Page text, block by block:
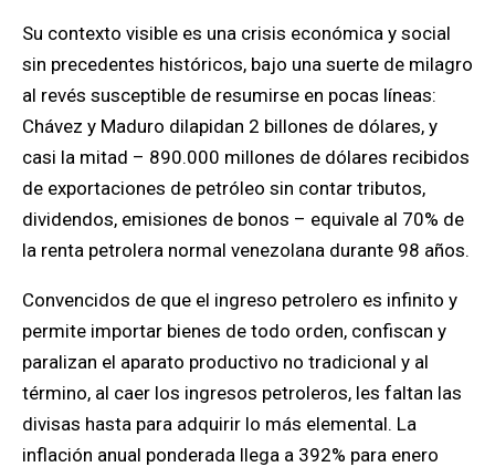
Su contexto visible es una crisis económica y social
sin precedentes históricos, bajo una suerte de milagro
al revés susceptible de resumirse en pocas líneas:
Chávez y Maduro dilapidan 2 billones de dólares, y
casi la mitad – 890.000 millones de dólares recibidos
de exportaciones de petróleo sin contar tributos,
dividendos, emisiones de bonos – equivale al 70% de
la renta petrolera normal venezolana durante 98 años.
Convencidos de que el ingreso petrolero es infinito y
permite importar bienes de todo orden, confiscan y
paralizan el aparato productivo no tradicional y al
término, al caer los ingresos petroleros, les faltan las
divisas hasta para adquirir lo más elemental. La
inflación anual ponderada llega a 392% para enero